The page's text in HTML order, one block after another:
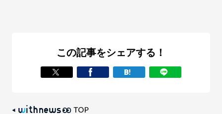
この記事をシェアする！